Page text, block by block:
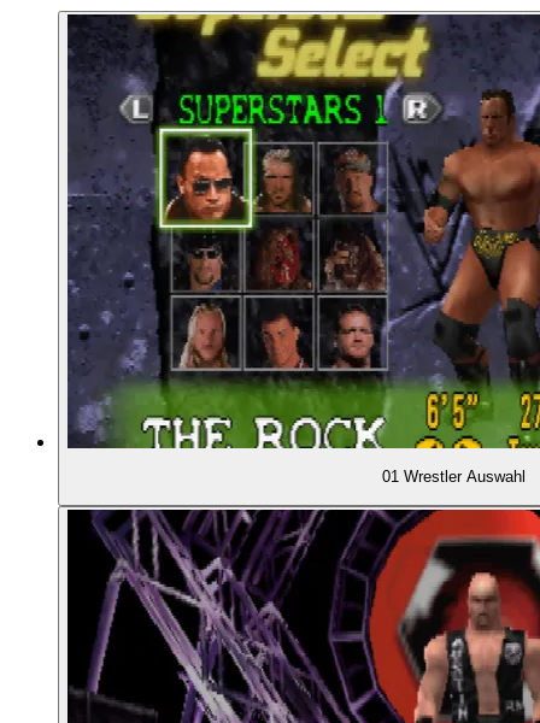
00:37:48 - Rapide Fortschritte bei den AKI-Spielen
00:39:40 - Leitermatches
00:41:11 DIE "ATTITUDE ERA" DER WWF
00:43:33 - Emotion, Provokation, Tabubruch
00:44:50 - Heftigere, gewalttätigere Kämpfe
00:45:12 - Der Montreal Screwjob und "Mr. McMahon" als
- Der größte Star der Ära: "Stone Cold" Steve
00:49:43 - Wrestlemania 15: Steve Austin vs. The Rock
00:53:48 - No Mercy 2000: Triple H vs. Chris Benoit
00:55:15 - Bedeutung von Storylines
01 Wrestler Auswahl